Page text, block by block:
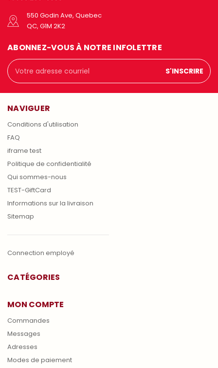
550 Godin Ave, Quebec
QC, G1M 2K2
ABONNEZ-VOUS À NOTRE INFOLETTRE
Adresse
courriel
NAVIGUER
Conditions d'utilisation
FAQ
iframe test
Politique de confidentialité
Qui sommes-nous
TEST-GiftCard
Informations sur la livraison
Sitemap
Connection employé
CATÉGORIES
MON COMPTE
Commandes
Messages
Adresses
Modes de paiement